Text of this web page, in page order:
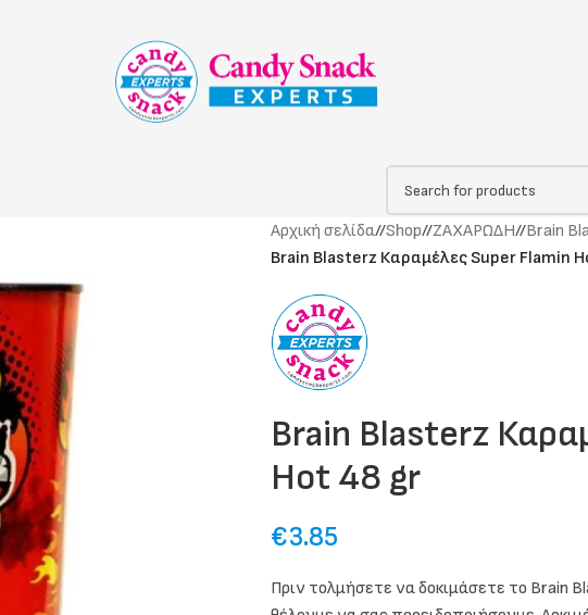
Αρχική σελίδα/ Shop/ ΖΑΧΑΡΩΔΗ/ Brain
Brain Blasterz Καραμέλες Super Flamin
Brain Blasterz
Hot 48 gr
€3.85
Πριν τολμήσετε να δοκιμάσετε το Brain